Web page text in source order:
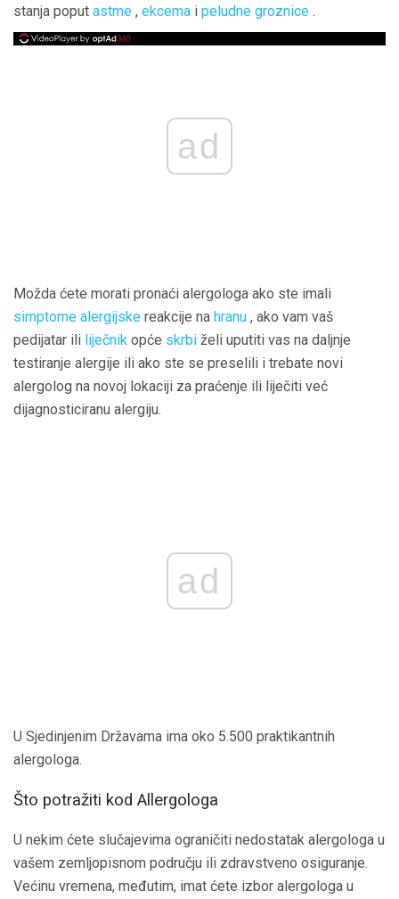
stanja poput astme , ekcema i peludne groznice .
ad
Možda ćete morati pronaći alergologa ako ste imali
simptome alergijske reakcije na hranu , ako vam vaš
pedijatar ili liječnik opće skrbi želi uputiti vas na daljnje
testiranje alergije ili ako ste se preselili i trebate novi
alergolog na novoj lokaciji za praćenje ili liječiti već
dijagnosticiranu alergiju.
ad
U Sjedinjenim Državama ima oko 5.500 praktikantnih
alergologa.
Što potražiti kod Allergologa
U nekim ćete slučajevima ograničiti nedostatak alergologa u
vašem zemljopisnom području ili zdravstveno osiguranje.
Većinu vremena, međutim, imat ćete izbor alergologa u